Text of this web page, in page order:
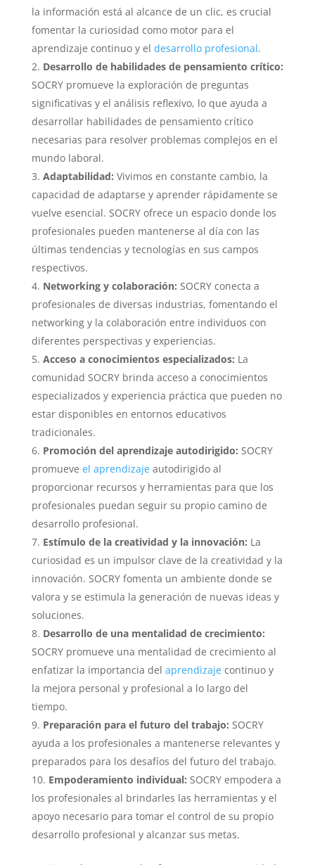
la información está al alcance de un clic, es crucial
fomentar la curiosidad como motor para el
aprendizaje continuo y el desarrollo profesional.
Desarrollo de habilidades de pensamiento crítico:
SOCRY promueve la exploración de preguntas
significativas y el análisis reflexivo, lo que ayuda a
desarrollar habilidades de pensamiento crítico
necesarias para resolver problemas complejos en el
mundo laboral.
Adaptabilidad: Vivimos en constante cambio, la
capacidad de adaptarse y aprender rápidamente se
vuelve esencial. SOCRY ofrece un espacio donde los
profesionales pueden mantenerse al día con las
últimas tendencias y tecnologías en sus campos
respectivos.
Networking y colaboración: SOCRY conecta a
profesionales de diversas industrias, fomentando el
networking y la colaboración entre individuos con
diferentes perspectivas y experiencias.
Acceso a conocimientos especializados: La
comunidad SOCRY brinda acceso a conocimientos
especializados y experiencia práctica que pueden no
estar disponibles en entornos educativos
tradicionales.
Promoción del aprendizaje autodirigido: SOCRY
promueve el aprendizajeautodirigido al
proporcionar recursos y herramientas para que los
profesionales puedan seguir su propio camino de
desarrollo profesional.
Estímulo de la creatividad y la innovación: La
curiosidad es un impulsor clave de la creatividad y la
innovación. SOCRY fomenta un ambiente donde se
valora y se estimula la generación de nuevas ideas y
soluciones.
Desarrollo de una mentalidad de crecimiento:
SOCRY promueve una mentalidad de crecimiento al
enfatizar la importancia del aprendizajecontinuo y
la mejora personal y profesional a lo largo del
tiempo.
Preparación para el futuro del trabajo: SOCRY
ayuda a los profesionales a mantenerse relevantes y
preparados para los desafíos del futuro del trabajo.
Empoderamiento individual: SOCRY empodera a
los profesionales al brindarles las herramientas y el
apoyo necesario para tomar el control de su propio
desarrollo profesional y alcanzar sus metas.